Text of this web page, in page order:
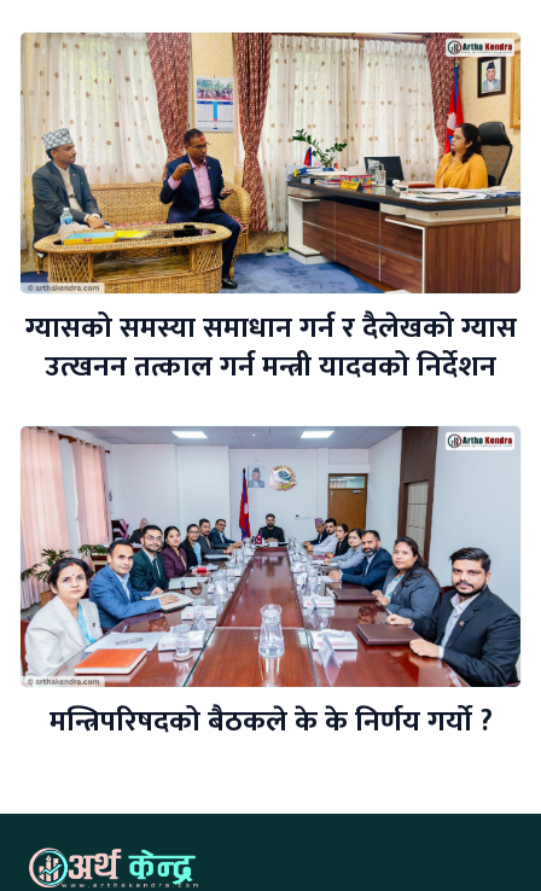
ग्यासको समस्या समाधान गर्न र दैलेखको ग्यास
उत्खनन तत्काल गर्न मन्त्री यादवको निर्देशन
मन्त्रिपरिषदको बैठकले के के निर्णय गर्यो ?